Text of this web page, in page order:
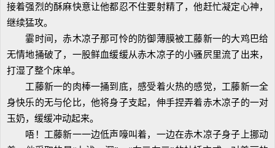
接着强烈的酥麻快意让他都忍不住要射精了，他赶忙凝定心神，
继续猛攻。
霎时间，赤木凉子那可怜的防御薄膜被工藤新一的大鸡巴给
无情地捅破了，一股鲜血缓缓从赤木凉子的小骚屄里流了出来，
打湿了整个床单。
工藤新一的肉棒一捅到底，感受着火热的感觉，工藤新一全
身快乐的无与伦比，他将身子支起，伸手捏弄着赤木凉子的一对
玉奶，缓缓冲动起来。
唔！工藤新一一边低声嚎叫着，一边在赤木凉子身子上挪动